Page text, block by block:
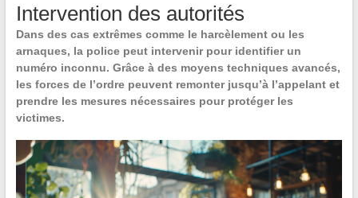
Intervention des autorités
Dans des cas extrêmes comme le harcèlement ou les
arnaques, la police peut intervenir pour identifier un
numéro inconnu. Grâce à des moyens techniques avancés,
les forces de l’ordre peuvent remonter jusqu’à l’appelant et
prendre les mesures nécessaires pour protéger les
victimes.